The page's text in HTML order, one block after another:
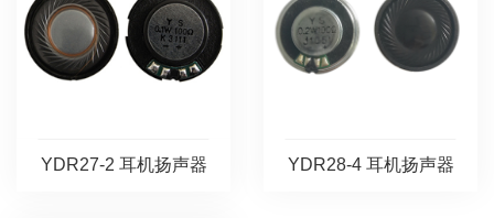
YDR27-2 耳机扬声器 YDR28-4 耳机扬声器